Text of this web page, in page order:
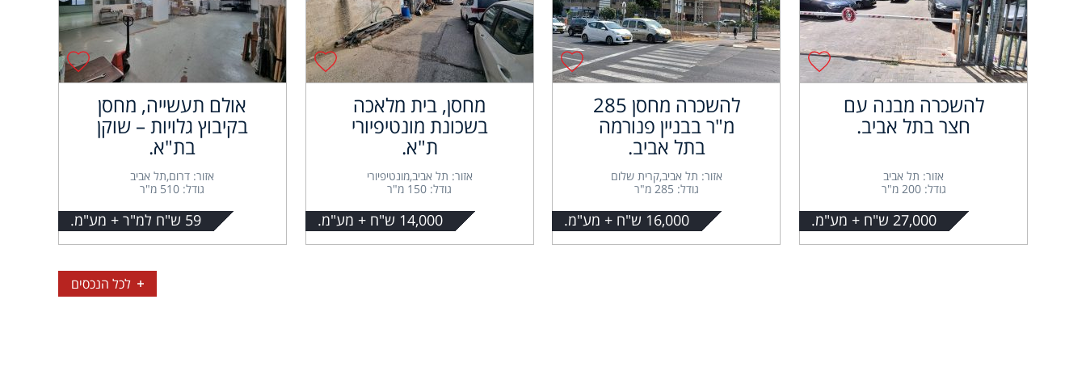
להשכרה מבנה עם
חצר בתל אביב.
אזור: תל אביב
גודל: 200 מ"ר
27,000 ש"ח + מע"מ.
להשכרה מחסן 285
מ"ר בבניין פנורמה
בתל אביב.
אזור: תל אביב,קרית שלום
גודל: 285 מ"ר
16,000 ש"ח + מע"מ.
מחסן, בית מלאכה
בשכונת מונטיפיורי
ת"א.
אזור: תל אביב,מונטיפיורי
גודל: 150 מ"ר
14,000 ש"ח + מע"מ.
אולם תעשייה, מחסן
בקיבוץ גלויות – שוקן
בת"א.
אזור: דרום,תל אביב
גודל: 510 מ"ר
59 ש"ח למ"ר + מע"מ.
לכל הנכסים